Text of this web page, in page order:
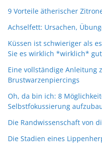
9 Vorteile ätherischer
Achselfett: Ursachen,
Küssen ist schwieriger als
Sie es wirklich *wirklich*
Eine vollständige Anleitung
Brustwarzenpiercings
Oh, da bin ich: 8
Selbstfokussierung
Die Randwissenschaft von
Die Stadien eines